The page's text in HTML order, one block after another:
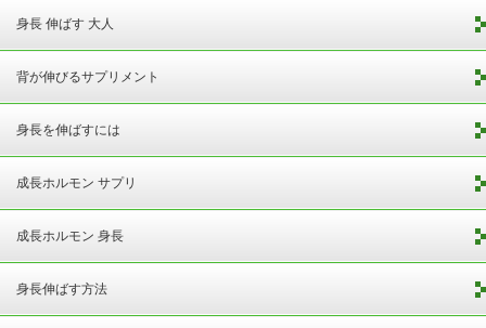
身長 伸ばす 大人
背が伸びるサプリメント
身長を伸ばすには
成長ホルモン サプリ
成長ホルモン 身長
身長伸ばす方法